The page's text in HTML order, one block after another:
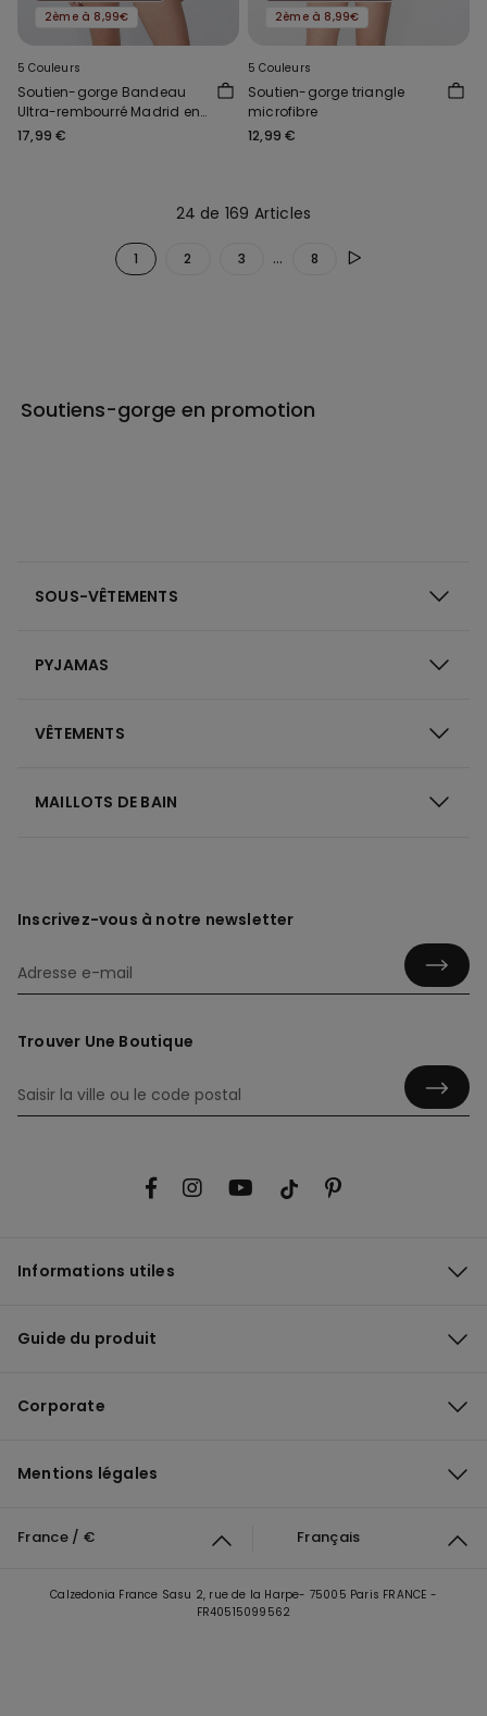
2ème à 8,99€
5 Couleurs
Soutien-gorge Bandeau
Ultra-rembourré Madrid en
Microfibre Recyclée
17,99 €
2ème à 8,99€
5 Couleurs
Soutien-gorge triangle
microfibre
12,99 €
24 de 169 Articles
1 2 3 ... 8
Soutiens-gorge en promotion
SOUS-VÊTEMENTS
PYJAMAS
VÊTEMENTS
MAILLOTS DE BAIN
Inscrivez-vous à notre newsletter
Trouver Une Boutique
Informations utiles
Guide du produit
Corporate
Mentions légales
France / € Français
Calzedonia France Sasu 2, rue de la Harpe- 75005 Paris FRANCE -
FR40515099562